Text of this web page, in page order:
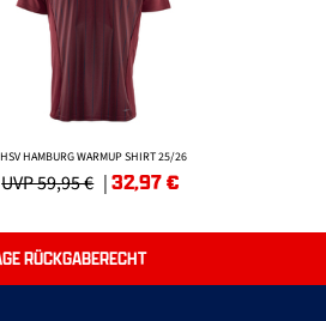
HSV HAMBURG WARMUP SHIRT 25/26
UVP 59,95 € |32,97€
RÜCKGABERECHT